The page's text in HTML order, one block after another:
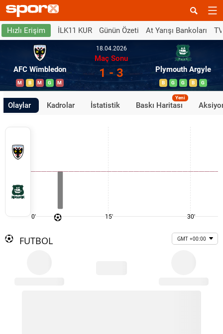
Hızlı Erişim İLK11 KUR Günün Özeti At Yarışı Bankoları
AFC Wimbledon
M B M G M
18.04.2026
Maç Sonu
1 - 3 Plymouth Argyle
B G G B G
Olaylar Kadrolar İstatistik Baskı Haritası
Yeni
0' 15' 30'
FUTBOL GMT +00:00